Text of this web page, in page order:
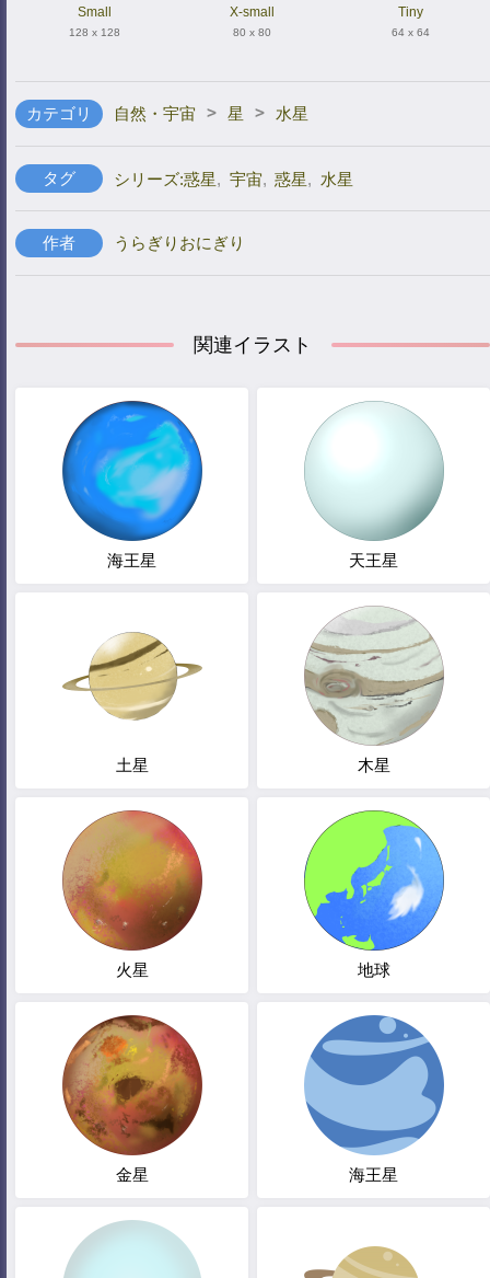
Small
128 x 128
X-small
80 x 80
Tiny
64 x 64
カテゴリ 自然・宇宙 > 星 > 水星
タグ シリーズ:惑星, 宇宙, 惑星, 水星
作者 うらぎりおにぎり
関連イラスト
海王星 天王星
土星 木星
火星 地球
金星 海王星